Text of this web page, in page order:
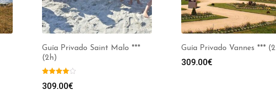
Guía Privado Saint Malo ***
(2h)
309.00€
Guía Privado Vannes ***
309.00€